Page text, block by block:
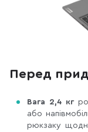
Перед
Вага 2,4 кг
або
рюкзаку